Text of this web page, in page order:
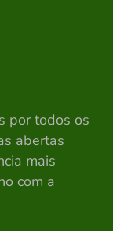
por todos os
abertas
mais
com a